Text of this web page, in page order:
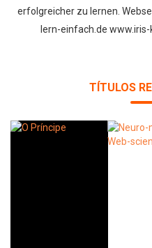
erfolgreicher zu lernen.
lern-einfach.de
TÍTULOS